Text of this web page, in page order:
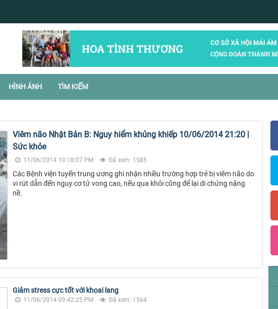
HÌNH ẢNH TÌM KIẾM
Viêm não Nhật Bản B: Nguy hiểm khủng khiếp 10/06/2014 21:20 |
Sức khỏe
11/06/2014 10:18:07 PM Đã xem: 1585
Các Bệnh viện tuyến trung ương ghi nhận nhiều trường hợp trẻ bị viêm não do
vi rút dẫn đến nguy cơ tử vong cao, nếu qua khỏi cũng để lại di chứng nặng
nề.
Giảm stress cực tốt với khoai lang
11/06/2014 09:42:25 PM Đã xem: 1564